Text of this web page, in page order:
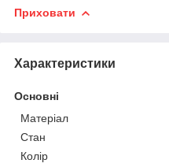
Приховати
Характеристики
Основні
Матеріал
Стан
Колір